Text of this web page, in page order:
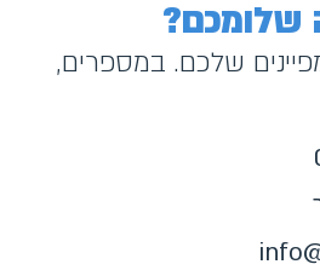
שלומכם?
שלכם. במספרים,